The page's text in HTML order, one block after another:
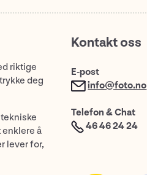
riktige
deg
enklere å
lever for,
Kontakt oss
E-post
info@foto.no
Telefon & Chat
46 46 24 24